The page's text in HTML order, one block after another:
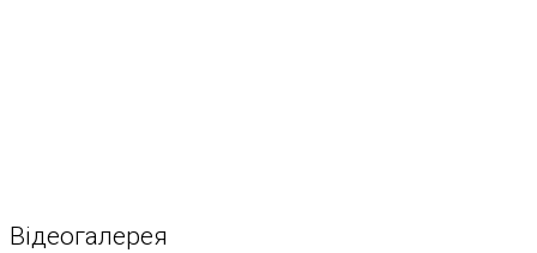
Відеогалерея